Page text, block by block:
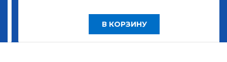
В КОРЗИНУ